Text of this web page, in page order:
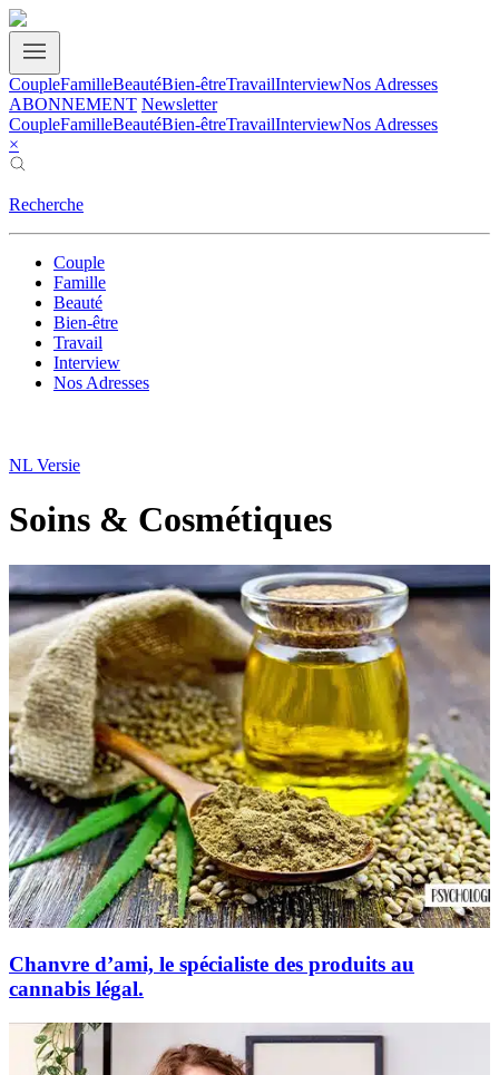
CoupleFamilleBeautéBien-êtreTravailInterviewNos Adresses
ABONNEMENT Newsletter
CoupleFamilleBeautéBien-êtreTravailInterviewNos Adresses
×
Recherche
Couple
Famille
Beauté
Bien-être
Travail
Interview
Nos Adresses
NL Versie
Soins & Cosmétiques
Chanvre d’ami, le spécialiste des produits au
cannabis légal.